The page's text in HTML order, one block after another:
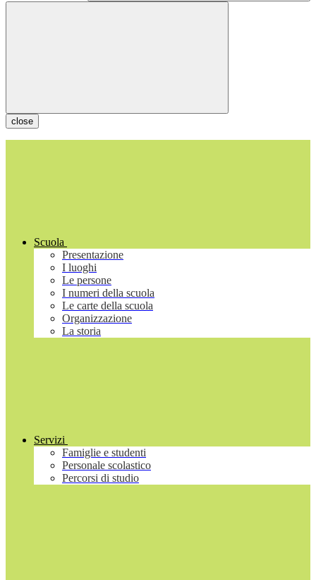
close
Scuola
Presentazione
I luoghi
Le persone
I numeri della scuola
Le carte della scuola
Organizzazione
La storia
Servizi
Famiglie e studenti
Personale scolastico
Percorsi di studio